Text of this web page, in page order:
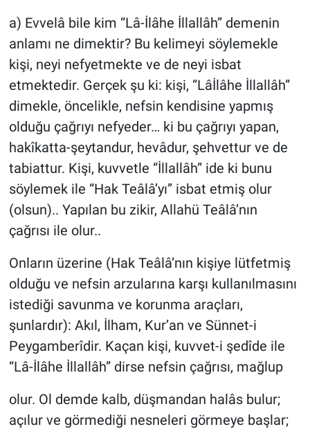
a) Evvelâ bile kim “Lâ-İlâhe İllallâh” demenin
anlamı ne dimektir? Bu kelimeyi söylemekle
kişi, neyi nefyetmekte ve de neyi isbat
etmektedir. Gerçek şu ki: kişi, “Lâİlâhe İllallâh”
dimekle, öncelikle, nefsin kendisine yapmış
olduğu çağrıyı nefyeder… ki bu çağrıyı yapan,
hakîkatta-şeytandur, hevâdur, şehvettur ve de
tabiattur. Kişi, kuvvetle “İllallâh” ide ki bunu
söylemek ile “Hak Teâlâ’yı” isbat etmiş olur
(olsun).. Yapılan bu zikir, Allahü Teâlâ’nın
çağrısı ile olur..
Onların üzerine (Hak Teâlâ’nın kişiye lütfetmiş
olduğu ve nefsin arzularına karşı kullanılmasını
istediği savunma ve korunma araçları,
şunlardır): Akıl, İlham, Kur’an ve Sünnet-i
Peygamberîdir. Kaçan kişi, kuvvet-i şedîde ile
“Lâ-İlâhe İllallâh” dirse nefsin çağrısı, mağlup
olur. Ol demde kalb, düşmandan halâs bulur;
açılur ve görmediği nesneleri görmeye başlar;